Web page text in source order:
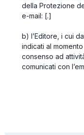
della Protezione
e-mail: [.]
b) l’Editore , i cui
indicati al
consenso ad
comunicati con